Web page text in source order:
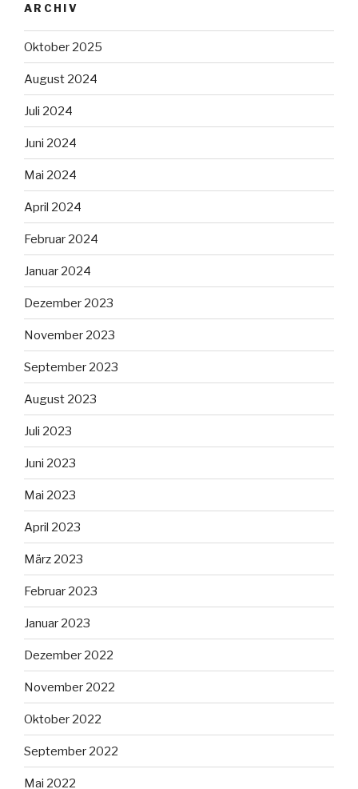
ARCHIV
Oktober 2025
August 2024
Juli 2024
Juni 2024
Mai 2024
April 2024
Februar 2024
Januar 2024
Dezember 2023
November 2023
September 2023
August 2023
Juli 2023
Juni 2023
Mai 2023
April 2023
März 2023
Februar 2023
Januar 2023
Dezember 2022
November 2022
Oktober 2022
September 2022
Mai 2022